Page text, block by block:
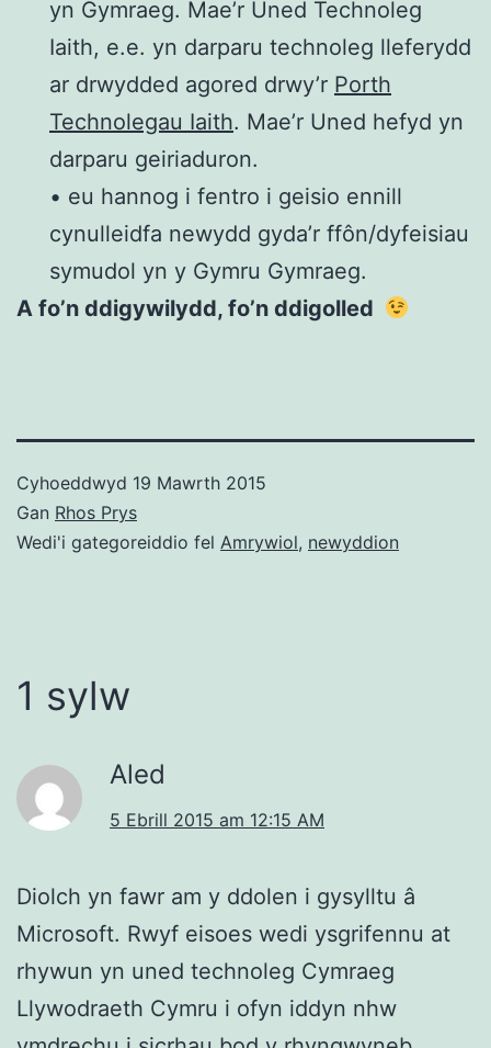
yn Gymraeg. Mae’r Uned Technoleg
Iaith, e.e. yn darparu technoleg lleferydd
ar drwydded agored drwy’r Porth
Technolegau Iaith. Mae’r Uned hefyd yn
darparu geiriaduron.
• eu hannog i fentro i geisio ennill
cynulleidfa newydd gyda’r ffôn/dyfeisiau
symudol yn y Gymru Gymraeg.
A fo’n ddigywilydd, fo’n ddigolled
Cyhoeddwyd 19 Mawrth 2015
Gan Rhos Prys
Wedi'i gategoreiddio fel Amrywiol, newyddion
1 sylw
Aled
5 Ebrill 2015 am 12:15 AM
Diolch yn fawr am y ddolen i gysylltu â
Microsoft. Rwyf eisoes wedi ysgrifennu at
rhywun yn uned technoleg Cymraeg
Llywodraeth Cymru i ofyn iddyn nhw